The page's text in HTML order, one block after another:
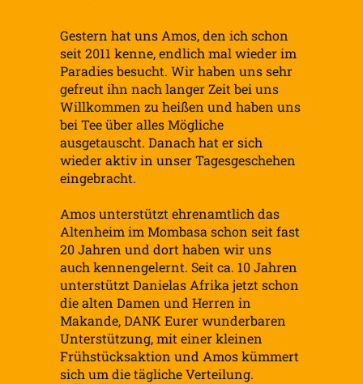
Gestern hat uns Amos, den ich schon
seit 2011 kenne, endlich mal wieder im
Paradies besucht. Wir haben uns sehr
gefreut ihn nach langer Zeit bei uns
Willkommen zu heißen und haben uns
bei Tee über alles Mögliche
ausgetauscht. Danach hat er sich
wieder aktiv in unser Tagesgeschehen
eingebracht.
Amos unterstützt ehrenamtlich das
Altenheim im Mombasa schon seit fast
20 Jahren und dort haben wir uns
auch kennengelernt. Seit ca. 10 Jahren
unterstützt Danielas Afrika jetzt schon
die alten Damen und Herren in
Makande, DANK Eurer wunderbaren
Unterstützung, mit einer kleinen
Frühstücksaktion und Amos kümmert
sich um die tägliche Verteilung.